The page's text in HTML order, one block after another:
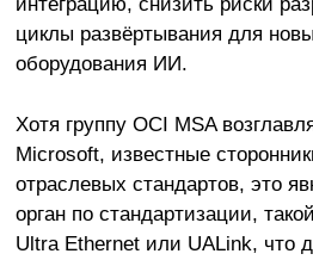
циклы развёртывания для
оборудования ИИ.
Хотя группу OCI MSA
Microsoft, известные
отраслевых стандартов, это
орган по стандартизации,
Ultra Ethernet или UALink, что